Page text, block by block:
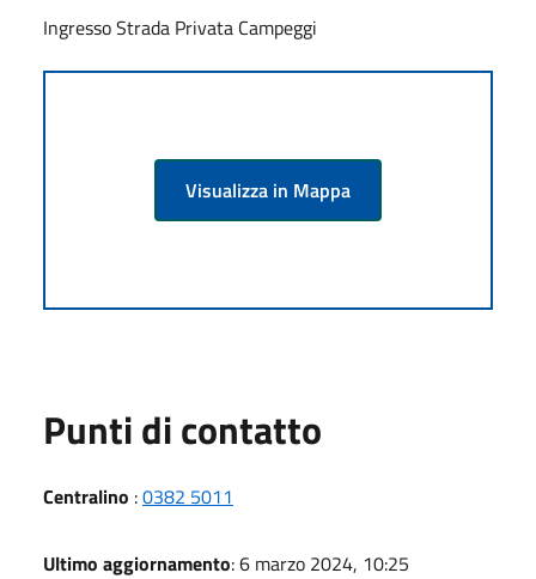
Ingresso Strada Privata Campeggi
Visualizza in Mappa
Punti di contatto
Centralino :0382 5011
Ultimo aggiornamento: 6 marzo 2024, 10:25